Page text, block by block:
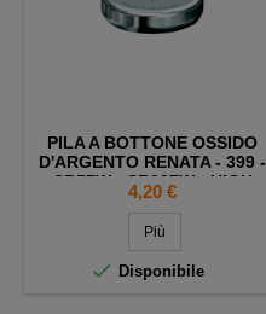
PILA A BOTTONE OSSIDO
D'ARGENTO RENATA - 399 -
SR57W - SR927W - HIGH
IMPEDANCE
Prezzo
4,20 €
Più
 Disponibile